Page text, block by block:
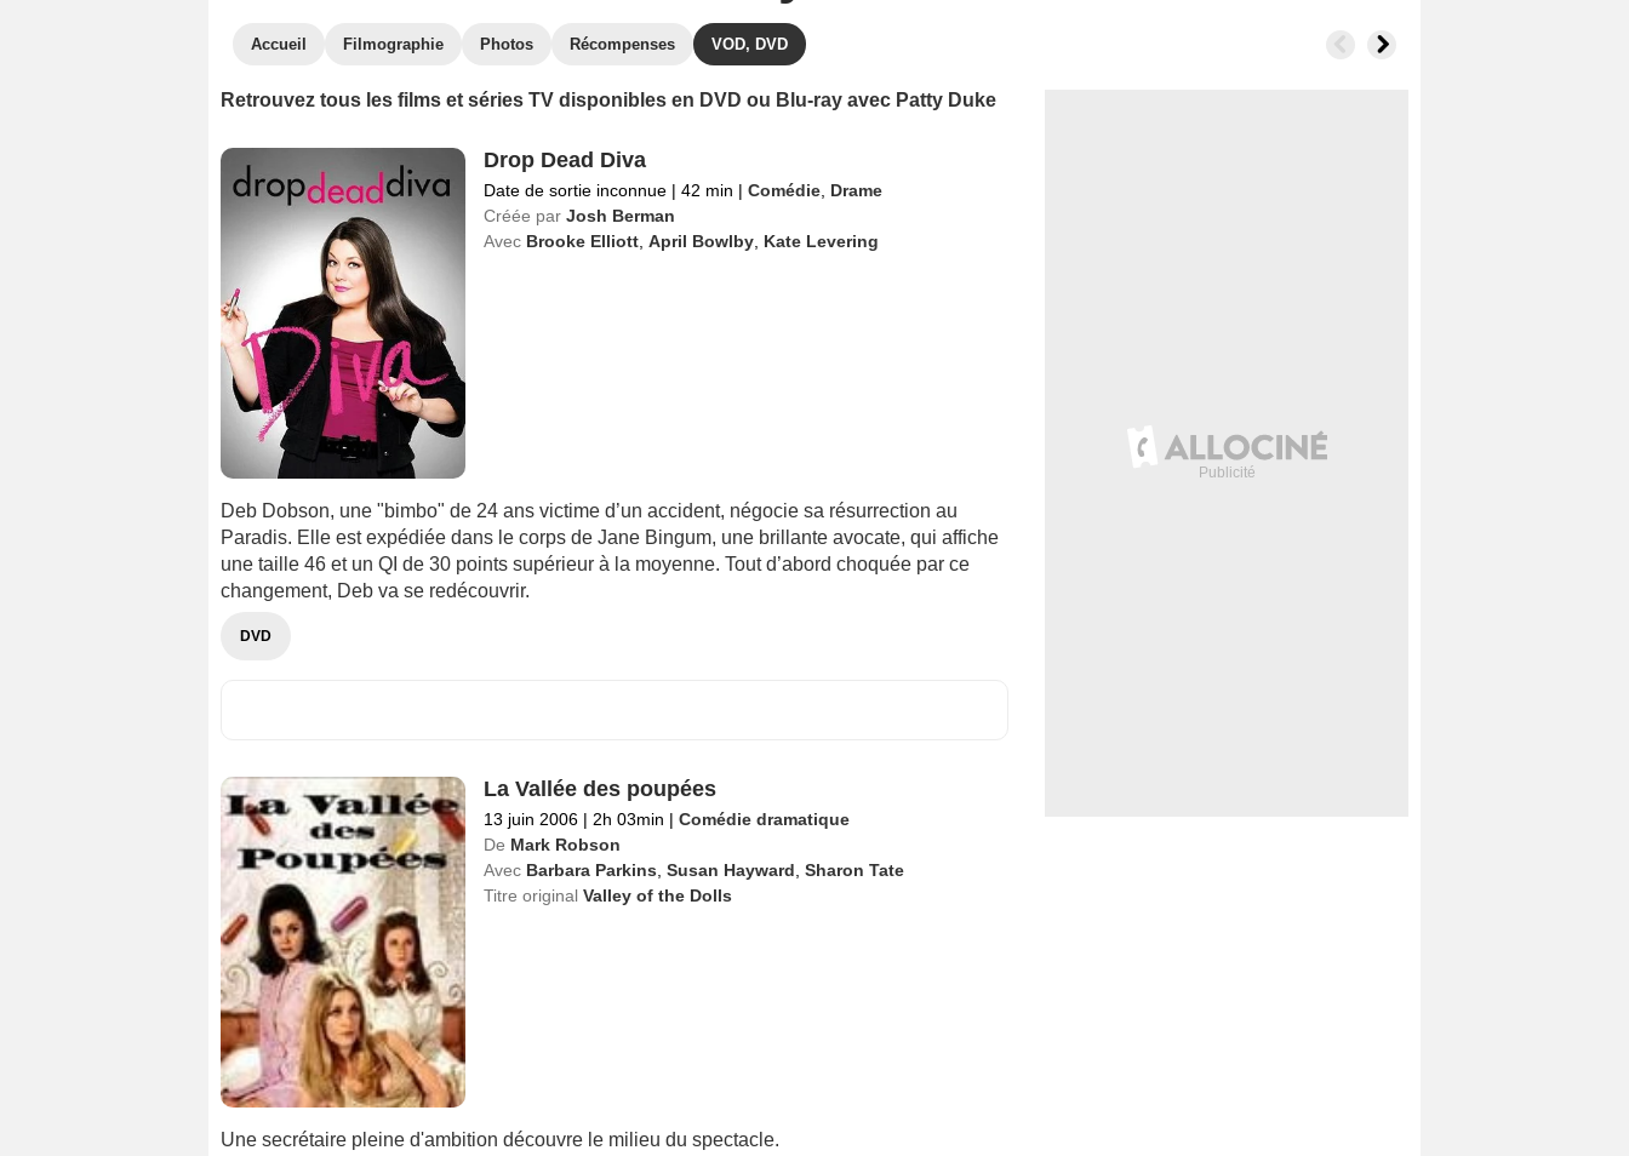
Accueil Filmographie Photos Récompenses VOD, DVD
Retrouvez tous les films et séries TV disponibles en DVD ou Blu-ray avec Patty Duke
Drop Dead Diva
Date de sortie inconnue | 42 min | Comédie, Drame
Créée par Josh Berman
Avec Brooke Elliott, April Bowlby, Kate Levering
Deb Dobson, une "bimbo" de 24 ans victime d’un accident, négocie sa résurrection au
Paradis. Elle est expédiée dans le corps de Jane Bingum, une brillante avocate, qui affiche
une taille 46 et un QI de 30 points supérieur à la moyenne. Tout d’abord choquée par ce
changement, Deb va se redécouvrir.
DVD
La Vallée des poupées
13 juin 2006 | 2h 03min | Comédie dramatique
De Mark Robson
Avec Barbara Parkins Susan Hayward Sharon Tate
Titre original Valley of the Dolls
Une secrétaire pleine d'ambition découvre le milieu du spectacle.